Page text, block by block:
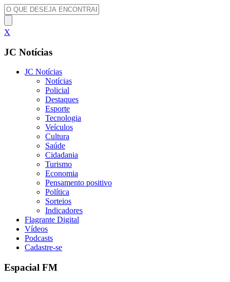
X
JC Notícias
JC Notícias
Notícias
Policial
Destaques
Esporte
Tecnologia
Veículos
Cultura
Saúde
Cidadania
Turismo
Economia
Pensamento positivo
Política
Sorteios
Indicadores
Flagrante Digital
Vídeos
Podcasts
Cadastre-se
Espacial FM